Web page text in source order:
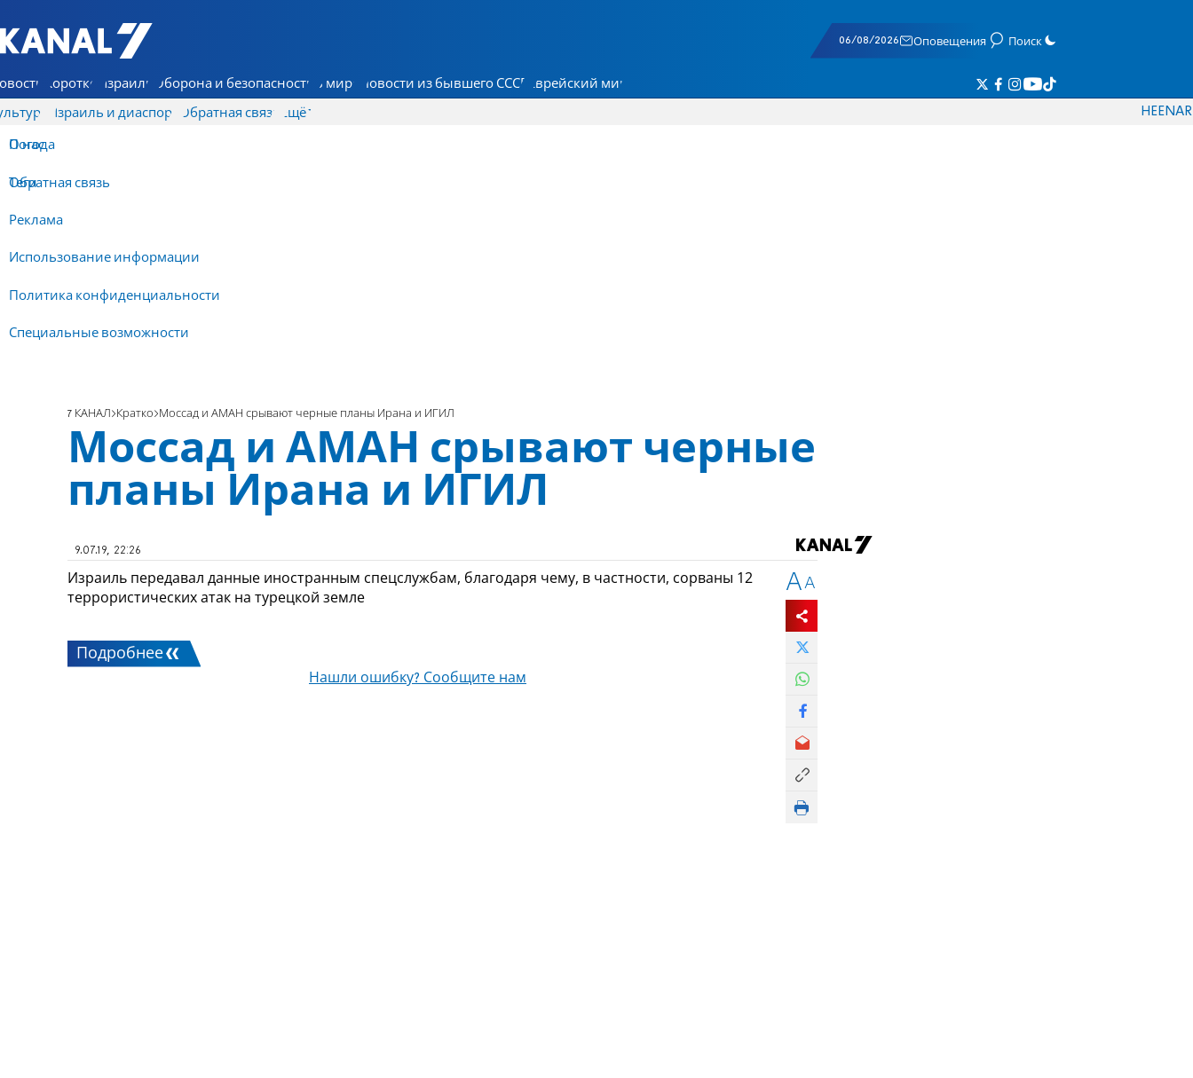
7 КАНАЛ - Аруц Шева
06/08/2026 Оповещения Поиск
Коротко Израиль Оборона и безопасность В мире Новости из бывшего СССР Еврейский мир
Израиль и диаспора Обратная связь
О нас
Обратная связь
Реклама
Использование информации
Политика конфиденциальности
Специальные возможности
Ещё
Погода
Теги
HEENAR
7 КАНАЛ Кратко Моссад и АМАН срывают черные планы Ирана и ИГИЛ
Моссад и АМАН срывают черные
планы Ирана и ИГИЛ
9.07.19, 22:26
Израиль передавал данные иностранным спецслужбам, благодаря чему, в частности, сорваны 12
террористических атак на турецкой земле
Подробнее
Нашли ошибку? Сообщите нам
A A